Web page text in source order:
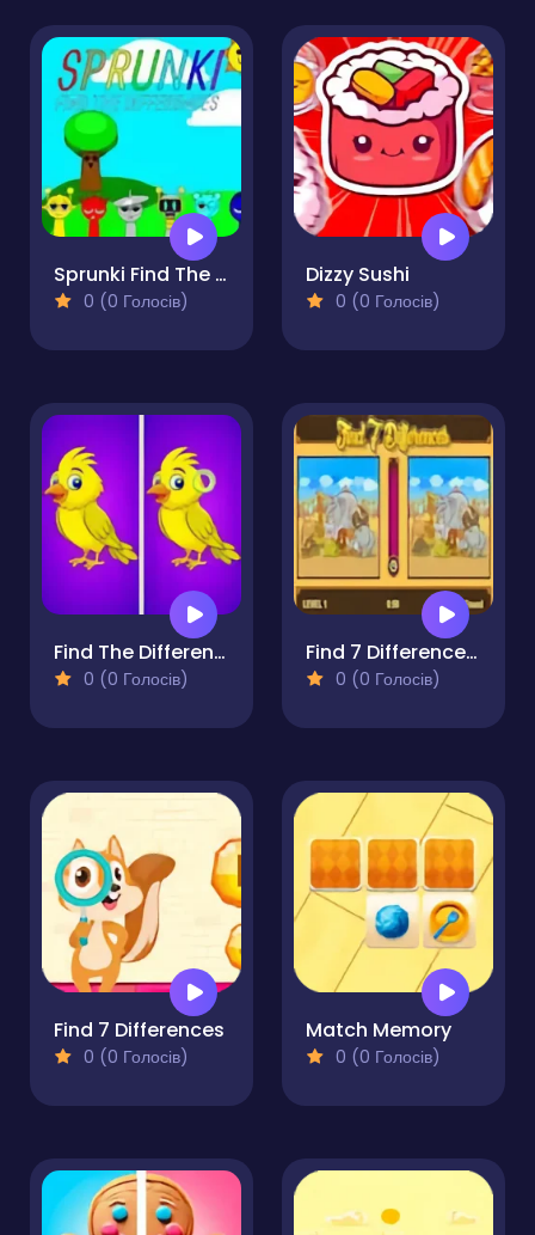
Sprunki Find The Differences
0 (0 Голосів)
Dizzy Sushi
0 (0 Голосів)
Find The Differences - Find It
0 (0 Голосів)
Find 7 Differences Game
0 (0 Голосів)
Find 7 Differences
0 (0 Голосів)
Match Memory
0 (0 Голосів)